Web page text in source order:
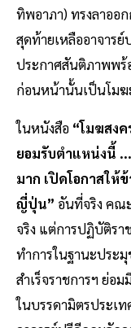
ทิพอาภา) ทรงลาออ
สุดท้ายเหลืออาจารย์
ประกาศสันติภาพพร้
ก่อนหน้านั้นเป็นโมฆ
ในหนังสือ “โมฆสงค
ยอมรับตำแหน่งนี้
มาก เปิดโอกาสให้
ญี่ปุ่น” อันที่จริง คณ
จริง แต่การปฏิบัติร
ทำการในฐานะประ
สำเร็จราชการฯ ย่อ
ในบรรดามิตรประเ